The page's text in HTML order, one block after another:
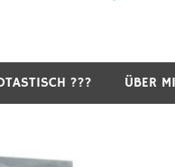
??? ÜBER